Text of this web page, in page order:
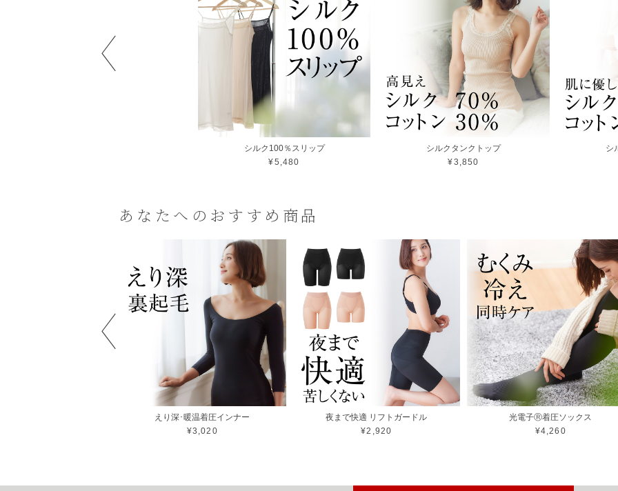
シルク100％スリップ
¥5,480
シルクタンクトップ
¥3,850
シ
あなたへのおすすめ商品
えり深･暖温着圧インナー
¥3,020
夜まで快適 リフトガードル
¥2,920
光電子Ⓡ着圧ソックス
¥4,260